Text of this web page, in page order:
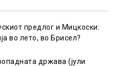
предлог и Мицкоски:
во лето, во Брисел?
држава (јули